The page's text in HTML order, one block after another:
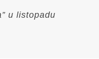
u listopadu